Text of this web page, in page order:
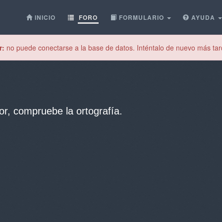
INICIO FORO FORMULARIO AYUDA
no puede conectarse a la base de datos. Inténtalo de nuevo más
compruebe la ortografía.